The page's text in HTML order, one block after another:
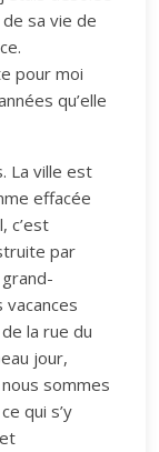
sa vie de
pour moi
qu’elle
La ville est
effacée
c’est
par
la rue du
jour,
sommes
qui s’y